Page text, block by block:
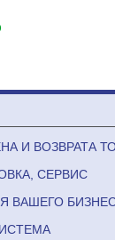
И ВОЗВРАТА
СЕРВИС
ВАШЕГО